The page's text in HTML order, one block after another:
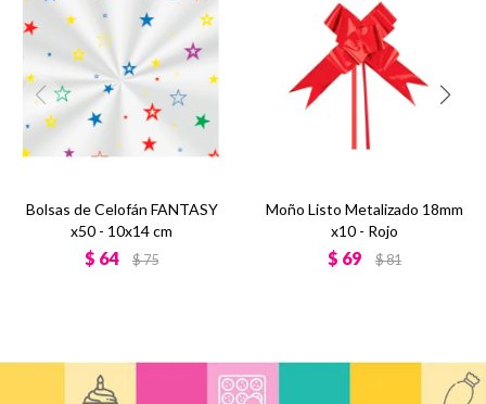
Bolsas de Celofán FANTASY
x50 - 10x14 cm
$ 64 $75
Moño Listo Metalizado 18mm
x10 - Rojo
$ 69 $81